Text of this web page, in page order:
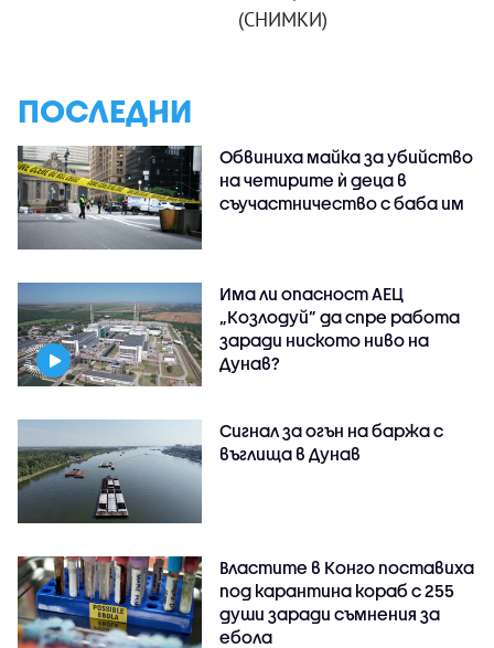
(СНИМКИ)
ПОСЛЕДНИ
Обвиниха майка за убийство
на четирите ѝ деца в
съучастничество с баба им
Има ли опасност АЕЦ
„Козлодуй” да спре работа
заради ниското ниво на
Дунав?
Сигнал за огън на баржа с
въглища в Дунав
Властите в Конго поставиха
под карантина кораб с 255
души заради съмнения за
ебола